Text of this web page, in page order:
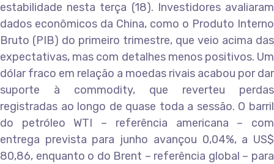
estabilidade nesta terça (18). Investidores avaliaram
dados econômicos da China, como o Produto Interno
Bruto (PIB) do primeiro trimestre, que veio acima das
expectativas, mas com detalhes menos positivos. Um
dólar fraco em relação a moedas rivais acabou por dar
suporte à commodity, que reverteu perdas
registradas ao longo de quase toda a sessão. O barril
do petróleo WTI – referência americana – com
entrega prevista para junho avançou 0,04%, a US$
80,86, enquanto o do Brent – referência global – para